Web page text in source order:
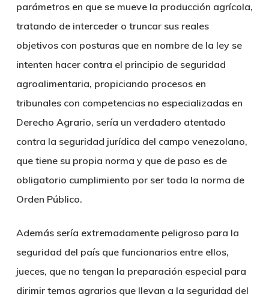
parámetros en que se mueve la producción agrícola,
tratando de interceder o truncar sus reales
objetivos con posturas que en nombre de la ley se
intenten hacer contra el principio de seguridad
agroalimentaria, propiciando procesos en
tribunales con competencias no especializadas en
Derecho Agrario, sería un verdadero atentado
contra la seguridad jurídica del campo venezolano,
que tiene su propia norma y que de paso es de
obligatorio cumplimiento por ser toda la norma de
Orden Público.
Además sería extremadamente peligroso para la
seguridad del país que funcionarios entre ellos,
jueces, que no tengan la preparación especial para
dirimir temas agrarios que llevan a la seguridad del